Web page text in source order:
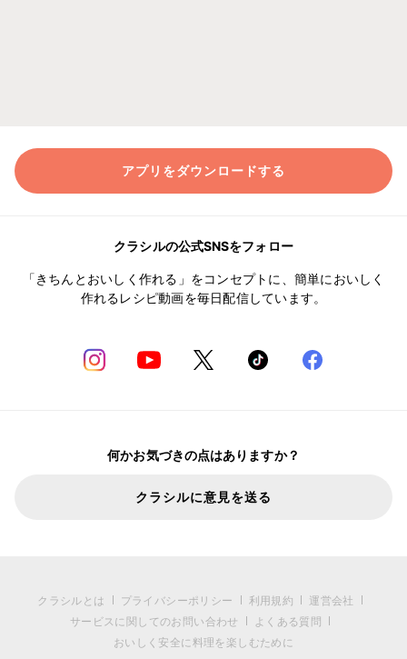
アプリをダウンロードする
クラシルの公式SNSをフォロー
「きちんとおいしく作れる」をコンセプトに、簡単においしく
作れるレシピ動画を毎日配信しています。
何かお気づきの点はありますか？
クラシルに意見を送る
クラシルとは プライバシーポリシー 利用規約
運営会社
サービスに関してのお問い合わせ
よくある質問
おいしく安全に料理を楽しむために